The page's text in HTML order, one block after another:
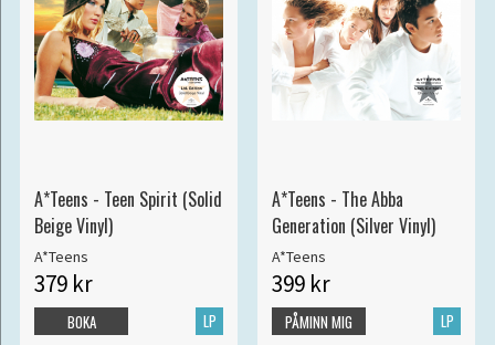
A*Teens - Teen Spirit (Solid
Beige Vinyl)
A*Teens
379 kr
LP
BOKA
A*Teens - The Abba
Generation (Silver Vinyl)
A*Teens
399 kr
LP
PÅMINN MIG